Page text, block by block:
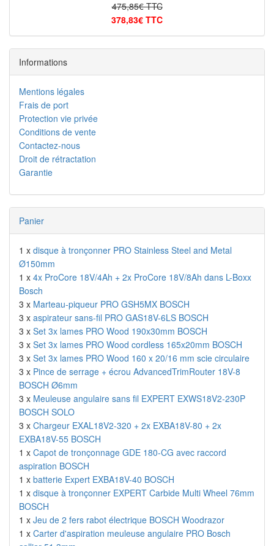
475,85€ TTC
378,83€ TTC
Informations
Mentions légales
Frais de port
Protection vie privée
Conditions de vente
Contactez-nous
Droit de rétractation
Garantie
Panier
1 x disque à tronçonner PRO Stainless Steel and Metal
Ø150mm
1 x 4x ProCore 18V/4Ah + 2x ProCore 18V/8Ah dans L-Boxx
Bosch
3 x Marteau-piqueur PRO GSH5MX BOSCH
3 x aspirateur sans-fil PRO GAS18V-6LS BOSCH
3 x Set 3x lames PRO Wood 190x30mm BOSCH
3 x Set 3x lames PRO Wood cordless 165x20mm BOSCH
3 x Set 3x lames PRO Wood 160 x 20/16 mm scie circulaire
3 x Pince de serrage + écrou AdvancedTrimRouter 18V-8
BOSCH Ø6mm
3 x Meuleuse angulaire sans fil EXPERT EXWS18V2-230P
BOSCH SOLO
3 x Chargeur EXAL18V2-320 + 2x EXBA18V-80 + 2x
EXBA18V-55 BOSCH
1 x Capot de tronçonnage GDE 180-CG avec raccord
aspiration BOSCH
1 x batterie Expert EXBA18V-40 BOSCH
1 x disque à tronçonner EXPERT Carbide Multi Wheel 76mm
BOSCH
1 x Jeu de 2 fers rabot électrique BOSCH Woodrazor
1 x Carter d'aspiration meuleuse angulaire PRO Bosch